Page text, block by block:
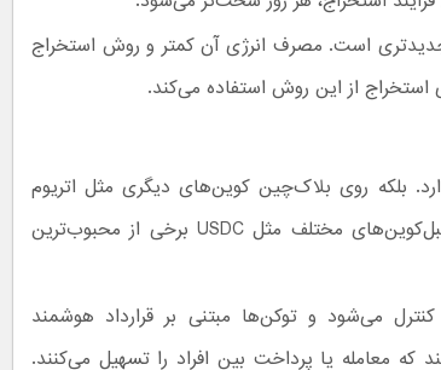
است. مصرف انرژی آن کمتر و روش استخراج
استخراج از این روش استفاده می‌کند.
بلکه روی بلاک‌چین کوین‌های دیگری مثل اتریوم
ایجاد می‌شوند. BAT، BNT، تتر و استیبل‌کوین‌های مختلف مثل USDC برخی از محبوب‌ترین
می‌شود و توکن‌ها مبتنی بر قرارداد هوشمند
که معامله یا پرداخت بین افراد را تسهیل می‌کنند.